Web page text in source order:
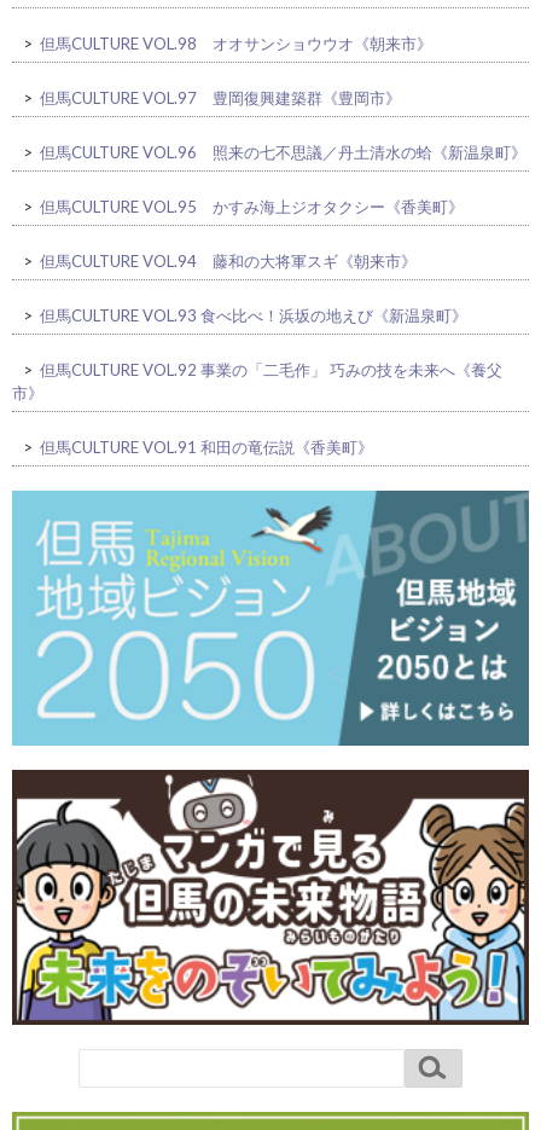
> 但馬CULTURE VOL.98 オオサンショウウオ《朝来市》
> 但馬CULTURE VOL.97 豊岡復興建築群《豊岡市》
> 但馬CULTURE VOL.96 照来の七不思議／丹土清水の蛤《新温泉町》
> 但馬CULTURE VOL.95 かすみ海上ジオタクシー《香美町》
> 但馬CULTURE VOL.94 藤和の大将軍スギ《朝来市》
> 但馬CULTURE VOL.93 食べ比べ！浜坂の地えび《新温泉町》
> 但馬CULTURE VOL.92 事業の「二毛作」 巧みの技を未来へ《養父
市》
> 但馬CULTURE VOL.91 和田の竜伝説《香美町》